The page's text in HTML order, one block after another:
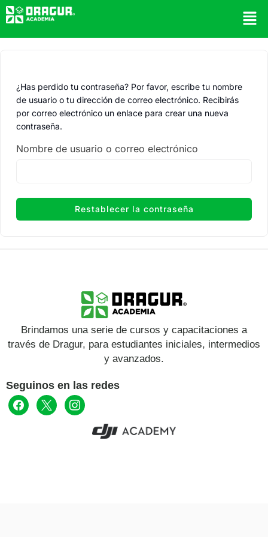
¿Has perdido tu contraseña? Por favor, escribe tu nombre
de usuario o tu dirección de correo electrónico. Recibirás
por correo electrónico un enlace para crear una nueva
contraseña.
Nombre de usuario o correo electrónico
Restablecer la contraseña
Brindamos una serie de cursos y capacitaciones a
través de Dragur, para estudiantes iniciales, intermedios
y avanzados.
Seguinos en las redes